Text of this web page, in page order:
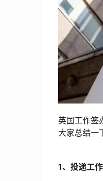
英国工作签
大家总结一
1、投递工